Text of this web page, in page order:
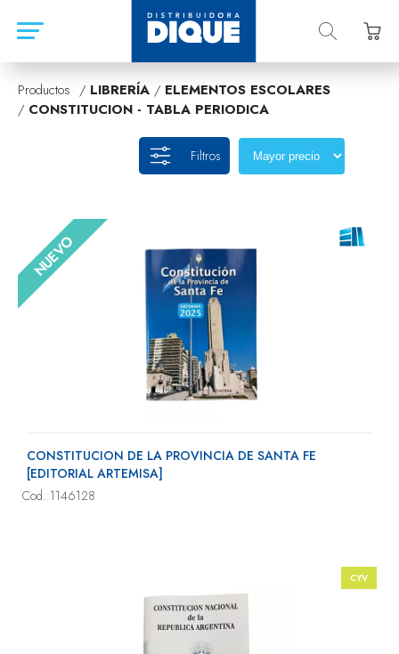
Productos / LIBRERÍA / ELEMENTOS ESCOLARES
/ CONSTITUCION - TABLA PERIODICA
Filtros
NUEVO
CONSTITUCION DE LA PROVINCIA DE SANTA FE
[EDITORIAL ARTEMISA]
Cod.:1146128
CYV